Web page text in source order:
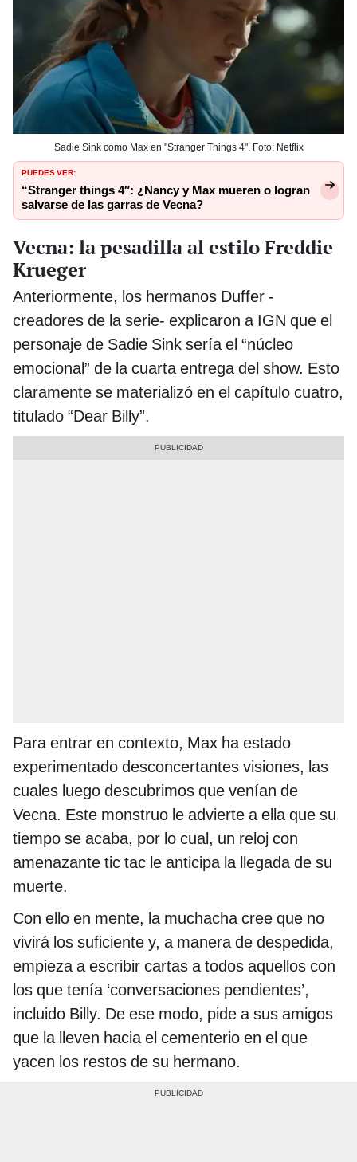
Sadie Sink como Max en "Stranger Things 4". Foto: Netflix
PUEDES VER:
“Stranger things 4″: ¿Nancy y Max mueren o logran
salvarse de las garras de Vecna?
Vecna: la pesadilla al estilo Freddie
Krueger
Anteriormente, los hermanos Duffer -
creadores de la serie- explicaron a IGN que el
personaje de Sadie Sink sería el “núcleo
emocional” de la cuarta entrega del show. Esto
claramente se materializó en el capítulo cuatro,
titulado “Dear Billy”.
Para entrar en contexto, Max ha estado
experimentado desconcertantes visiones, las
cuales luego descubrimos que venían de
Vecna. Este monstruo le advierte a ella que su
tiempo se acaba, por lo cual, un reloj con
amenazante tic tac le anticipa la llegada de su
muerte.
Con ello en mente, la muchacha cree que no
vivirá los suficiente y, a manera de despedida,
empieza a escribir cartas a todos aquellos con
los que tenía ‘conversaciones pendientes’,
incluido Billy. De ese modo, pide a sus amigos
que la lleven hacia el cementerio en el que
yacen los restos de su hermano.